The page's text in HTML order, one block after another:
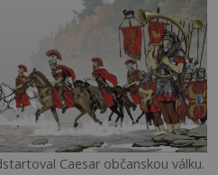
Caesar občanskou válku.